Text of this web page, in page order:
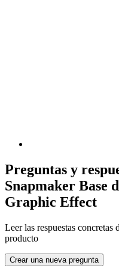
Preguntas y
Snapmaker Base
Graphic Effect
Leer las respuestas concretas
producto
Crear una nueva pregunta